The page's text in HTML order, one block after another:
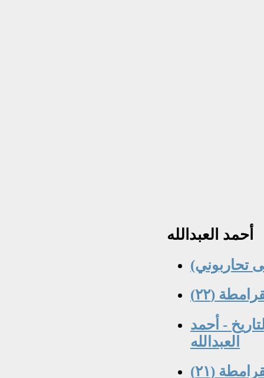
أحمد العبدالله
(٢٢)
- أحمد
العبدالله
(٢١)